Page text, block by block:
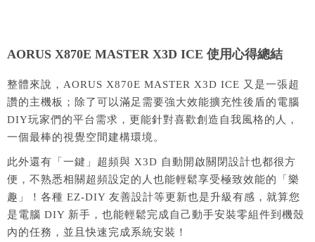
AORUS X870E MASTER X3D ICE 使用心得總結
整體來說，AORUS X870E MASTER X3D ICE 又是一張超
讚的主機板；除了可以滿足需要強大效能擴充性後盾的電腦
DIY玩家們的平台需求，更能針對喜歡創造自我風格的人，
一個最棒的視覺空間建構環境。
此外還有「一鍵」超頻與 X3D 自動開啟關閉設計也都很方
便，不熟悉相關超頻設定的人也能輕鬆享受極致效能的「樂
趣」！各種 EZ-DIY 友善設計等更新也是升級有感，就算您
是電腦 DIY 新手，也能輕鬆完成自己動手安裝零組件到機殼
內的任務，並且快速完成系統安裝！